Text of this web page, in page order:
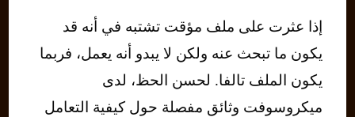
إذا عثرت على ملف مؤقت تشتبه في أنه قد
يكون ما تبحث عنه ولكن لا يبدو أنه يعمل، فربما
يكون الملف تالفا. لحسن الحظ، لدى
ميكروسوفت وثائق مفصلة حول كيفية التعامل